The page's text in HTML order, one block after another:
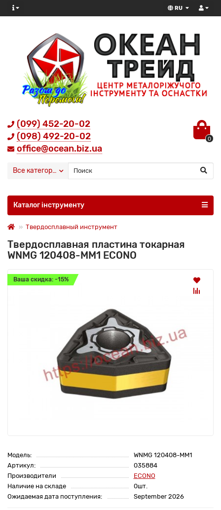
RU
(099) 452-20-02
(098) 492-20-02
office@ocean.biz.ua
0
Все категории
Каталог інструменту
Твердосплавный инструмент
Твердосплавная пластина токарная
WNMG 120408-MM1 ECONO
Ваша скидка: -15%
Модель:
WNMG 120408-MM1
Артикул:
035884
Производители
ECONO
Наличие на складе
0шт.
Ожидаемая дата поступления:
September 2026